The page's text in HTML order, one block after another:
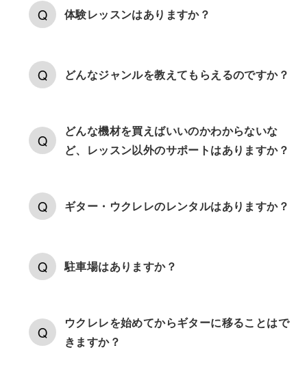
体験レッスンはありますか？
どんなジャンルを教えてもらえるのですか？
どんな機材を買えばいいのかわからないな
ど、レッスン以外のサポートはありますか？
ギター・ウクレレのレンタルはありますか？
駐車場はありますか？
ウクレレを始めてからギターに移ることはで
きますか？